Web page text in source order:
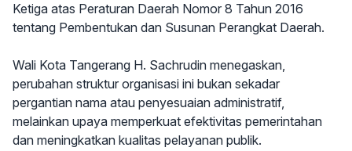
Ketiga atas Peraturan Daerah Nomor 8 Tahun 2016
tentang Pembentukan dan Susunan Perangkat Daerah.
Wali Kota Tangerang H. Sachrudin menegaskan,
perubahan struktur organisasi ini bukan sekadar
pergantian nama atau penyesuaian administratif,
melainkan upaya memperkuat efektivitas pemerintahan
dan meningkatkan kualitas pelayanan publik.